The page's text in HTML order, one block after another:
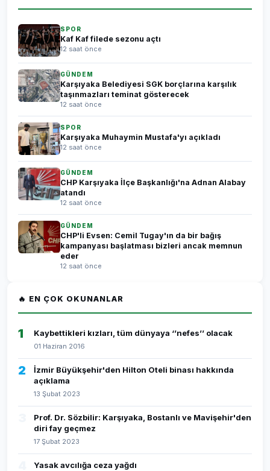
SPOR
Kaf Kaf filede sezonu açtı
12 saat önce
GÜNDEM
Karşıyaka Belediyesi SGK borçlarına karşılık
taşınmazları teminat gösterecek
12 saat önce
SPOR
Karşıyaka Muhaymin Mustafa'yı açıkladı
12 saat önce
GÜNDEM
CHP Karşıyaka İlçe Başkanlığı'na Adnan Alabay
atandı
12 saat önce
GÜNDEM
CHP'li Evsen: Cemil Tugay'ın da bir bağış
kampanyası başlatması bizleri ancak memnun
eder
12 saat önce
🔥 EN ÇOK OKUNANLAR
1 Kaybettikleri kızları, tüm dünyaya ‘’nefes’’ olacak
01 Haziran 2016
2
İzmir Büyükşehir'den Hilton Oteli binası hakkında
açıklama
13 Şubat 2023
Prof. Dr. Sözbilir: Karşıyaka, Bostanlı ve Mavişehir'den
diri fay geçmez
17 Şubat 2023
Yasak avcılığa ceza yağdı